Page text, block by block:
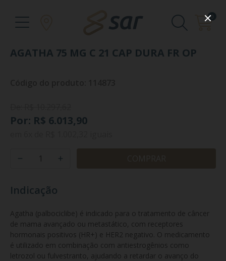
0
AGATHA 75 MG C 21 CAP DURA FR OP
Por: R$ 6.013,90
Indicação
Agatha (palbociclibe) é indicado para o tratamento de câncer
de mama avançado ou metastático, com receptores
hormonais positivos (HR+) e HER2 negativo. O medicamento
é utilizado em combinação com antiestrogênios como
letrozol ou fulvestranto, ajudando a retardar o avanço do